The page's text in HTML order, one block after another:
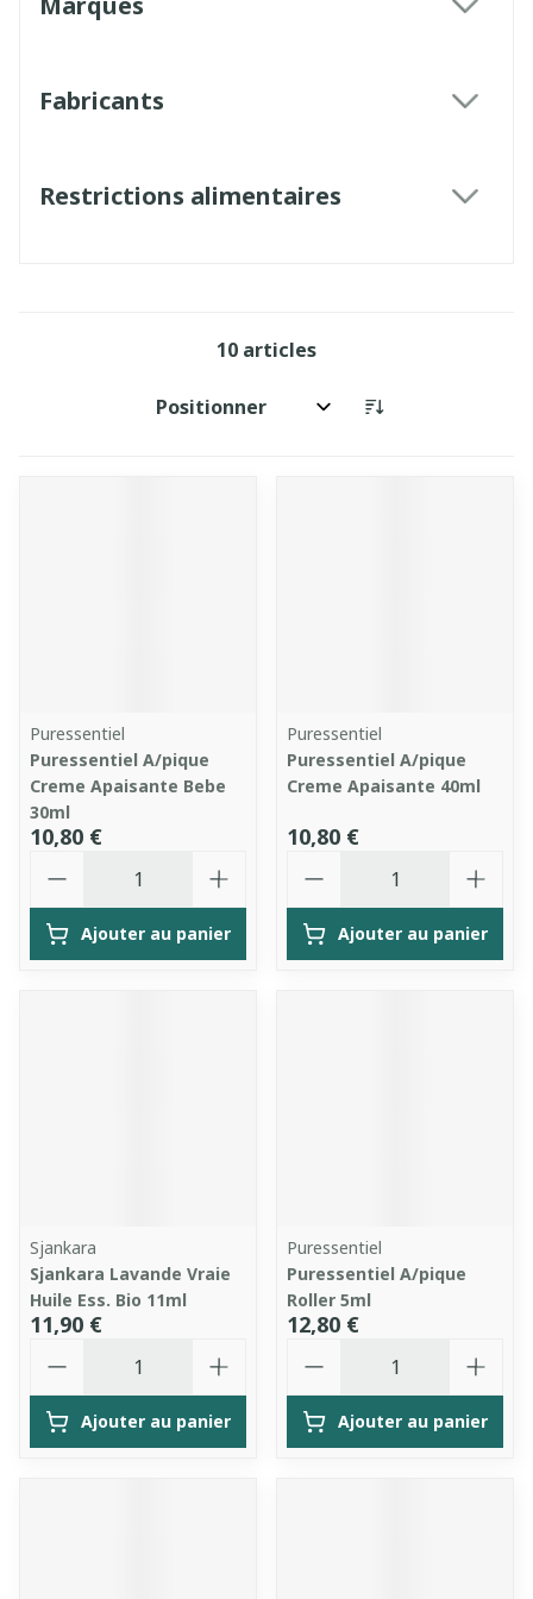
Fabricants
Restrictions alimentaires
10 articles
Trier par:
Puressentiel
Puressentiel A/pique
Creme Apaisante Bebe
30ml
10,80 €
Ajouter au panier
Puressentiel
Puressentiel A/pique
Creme Apaisante 40ml
10,80 €
Ajouter au panier
Sjankara
Sjankara Lavande Vraie
Huile Ess. Bio 11ml
11,90 €
Ajouter au panier
Puressentiel
Puressentiel A/pique
Roller 5ml
12,80 €
Ajouter au panier